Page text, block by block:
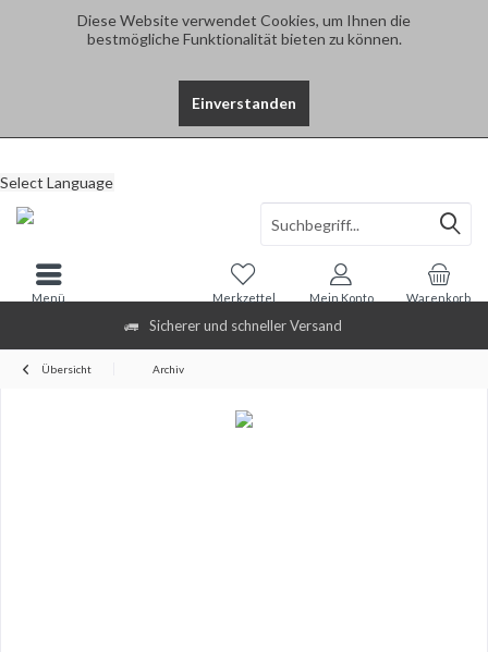
Diese Website verwendet Cookies, um Ihnen die
bestmögliche Funktionalität bieten zu können.
Einverstanden
Sicherer und schneller Versand
Select Language
Warenkorb
Merkzettel Mein Konto
Menü
Übersicht Archiv